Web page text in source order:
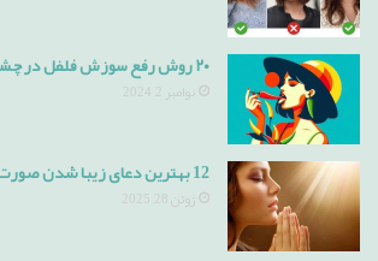
۲۰ روش رفع سوزش فلفل در چشم (بهترین ترفندها)
نوامبر 2, 2024
12 بهترین دعای زیبا شدن صورت (و 7 ذکر واقعا موثر)
ژوئن 28, 2025